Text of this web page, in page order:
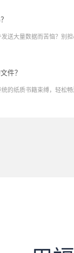
送大量数据而苦恼？别担
件？
的纸质书籍束缚，轻松